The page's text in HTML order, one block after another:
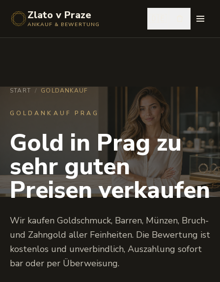
Zlato v Praze
ANKAUF & BEWERTUNG
START / GOLDANKAUF
GOLDANKAUF PRAG
Gold in Prag zu
sehr guten
Preisen verkaufen
Wir kaufen Goldschmuck, Barren, Münzen, Bruch-
und Zahngold aller Feinheiten. Die Bewertung ist
kostenlos und unverbindlich, Auszahlung sofort
bar oder per Überweisung.